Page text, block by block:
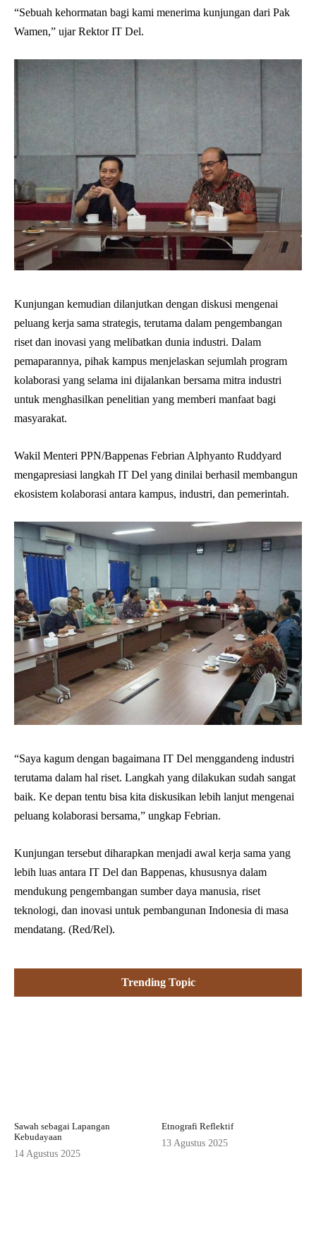
“Sebuah kehormatan bagi kami menerima kunjungan dari Pak
Wamen,” ujar Rektor IT Del.
Kunjungan kemudian dilanjutkan dengan diskusi mengenai
peluang kerja sama strategis, terutama dalam pengembangan
riset dan inovasi yang melibatkan dunia industri. Dalam
pemaparannya, pihak kampus menjelaskan sejumlah program
kolaborasi yang selama ini dijalankan bersama mitra industri
untuk menghasilkan penelitian yang memberi manfaat bagi
masyarakat.
Wakil Menteri PPN/Bappenas Febrian Alphyanto Ruddyard
mengapresiasi langkah IT Del yang dinilai berhasil membangun
ekosistem kolaborasi antara kampus, industri, dan pemerintah.
“Saya kagum dengan bagaimana IT Del menggandeng industri
terutama dalam hal riset. Langkah yang dilakukan sudah sangat
baik. Ke depan tentu bisa kita diskusikan lebih lanjut mengenai
peluang kolaborasi bersama,” ungkap Febrian.
Kunjungan tersebut diharapkan menjadi awal kerja sama yang
lebih luas antara IT Del dan Bappenas, khususnya dalam
mendukung pengembangan sumber daya manusia, riset
teknologi, dan inovasi untuk pembangunan Indonesia di masa
mendatang. (Red/Rel).
Trending Topic
Sawah sebagai Lapangan
Kebudayaan
14 Agustus 2025
Etnografi Reflektif
13 Agustus 2025